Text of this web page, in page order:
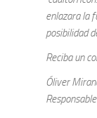
enlazara la
posibilidad
Reciba un
Óliver